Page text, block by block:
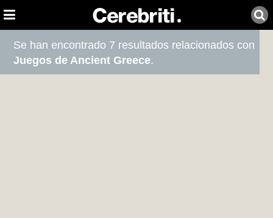
Se han encontrado 7 resultados relacionados con
Juegos de Ancient Greece.